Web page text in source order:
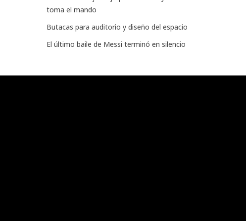
toma el mando
Butacas para auditorio y diseño del espacio
El último baile de Messi terminó en silencio